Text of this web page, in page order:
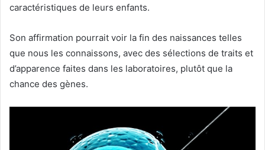
caractéristiques de leurs enfants.
Son affirmation pourrait voir la fin des naissances telles
que nous les connaissons, avec des sélections de traits et
d’apparence faites dans les laboratoires, plutôt que la
chance des gènes.